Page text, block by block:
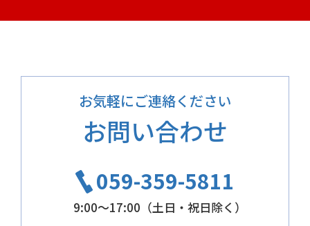
お気軽にご連絡ください
お問い合わせ
059-359-5811
9:00～17:00（土日・祝日除く）